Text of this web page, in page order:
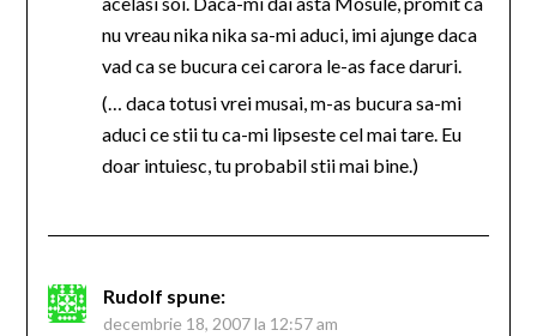
nu vreau nika nika sa-mi aduci, imi ajunge daca
vad ca se bucura cei carora le-as face daruri.
(… daca totusi vrei musai, m-as bucura sa-mi
aduci ce stii tu ca-mi lipseste cel mai tare. Eu
doar intuiesc, tu probabil stii mai bine.)
Rudolf spune:
decembrie 18, 2007 la 12:57 am